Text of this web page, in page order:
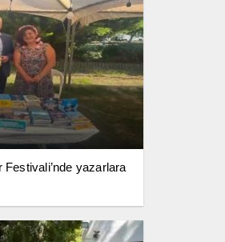
Festivali’nde yazarlara